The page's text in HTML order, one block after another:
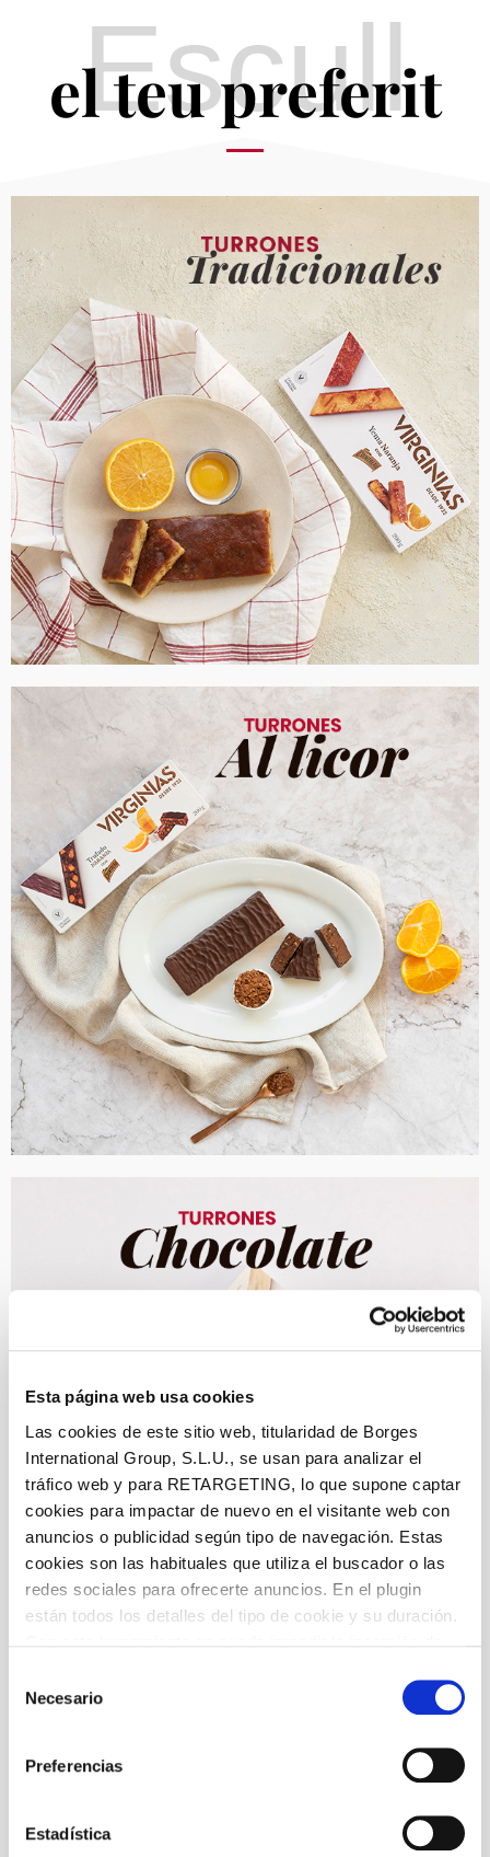
Esta página web usa cookies
Las cookies de este sitio web, titularidad de Borges
International Group, S.L.U., se usan para analizar el
tráfico web y para RETARGETING, lo que supone captar
cookies para impactar de nuevo en el visitante web con
anuncios o publicidad según tipo de navegación. Estas
cookies son las habituales que utiliza el buscador o las
redes sociales para ofrecerte anuncios. En el plugin
están todos los detalles del tipo de cookie y su duración.
la web aparece cómo evitar las cookies en el navegador.
Si se desea ver otra vez esta notificación navegar en
privado y aparecerá de nuevo. Le informamos que aún
no habiendo aceptado las cookies de analytics, Google
identifican de ninguna forma.
Necesario
Preferencias
Estadística
Escull
el teu preferit